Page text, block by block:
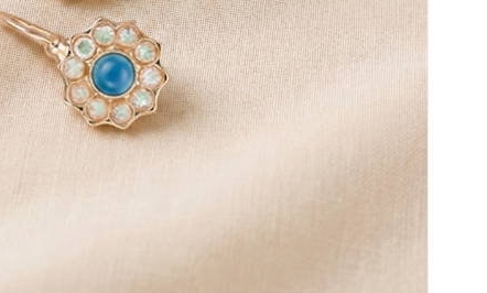
Salva il mio nome,
commento.